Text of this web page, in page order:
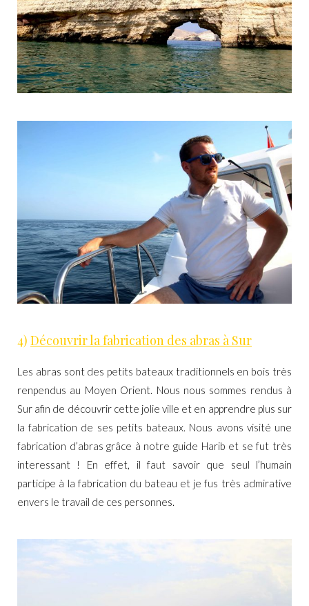
4) Découvrir la fabrication des abras à Sur
Les abras sont des petits bateaux traditionnels en bois très
renpendus au Moyen Orient. Nous nous sommes rendus à
Sur afin de découvrir cette jolie ville et en apprendre plus sur
la fabrication de ses petits bateaux. Nous avons visité une
fabrication d’abras grâce à notre guide Harib et se fut très
interessant ! En effet, il faut savoir que seul l’humain
participe à la fabrication du bateau et je fus très admirative
envers le travail de ces personnes.